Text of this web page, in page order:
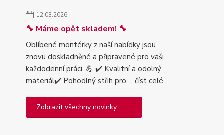
12.03.2026
🔧 Máme opět skladem! 🔧
Oblíbené montérky z naší nabídky jsou
znovu doskladněné a připravené pro vaši
každodenní práci. 💪 ✔️ Kvalitní a odolný
materiál✔️ Pohodlný střih pro ... číst celé
Zobrazit všechny novinky